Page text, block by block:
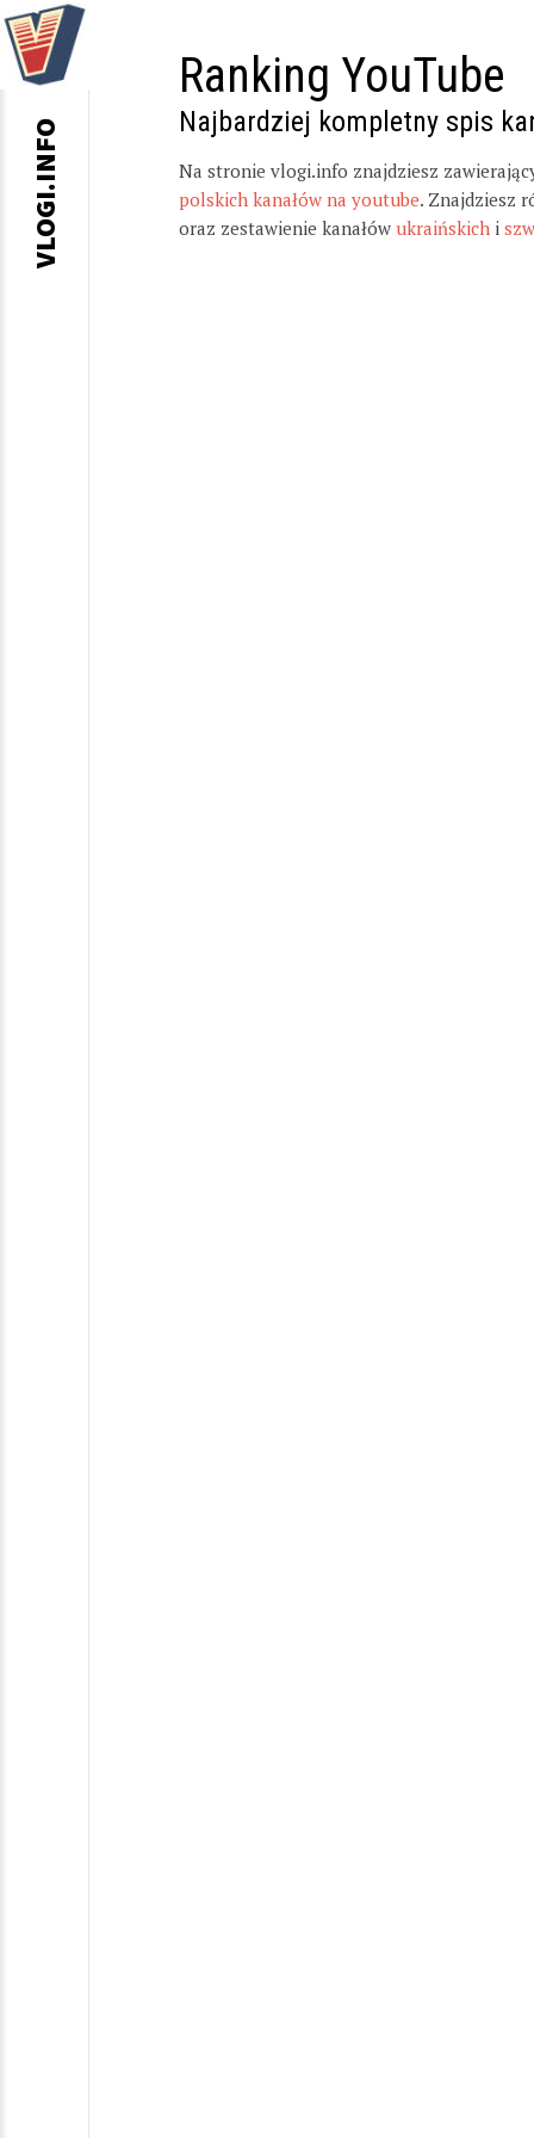
Ranking YouTube
Najbardziej kompletny spis
Na stronie vlogi.info znajdziesz
polskich kanałów na youtube. Znajdziesz
oraz zestawienie kanałów ukraińskich i
VLOGI.INFO